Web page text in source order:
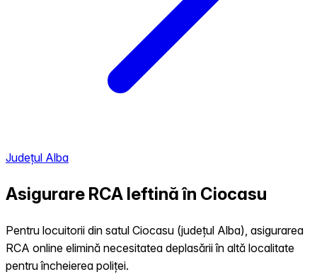
Județul Alba
Asigurare RCA Ieftină în Ciocasu
Pentru locuitorii din satul Ciocasu (județul Alba), asigurarea
RCA online elimină necesitatea deplasării în altă localitate
pentru încheierea poliței.